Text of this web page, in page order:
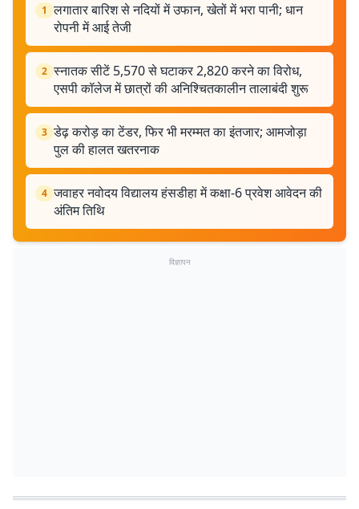
1 लगातार बारिश से नदियों में उफान, खेतों में भरा पानी; धान
रोपनी में आई तेजी
2 स्नातक सीटें 5,570 से घटाकर 2,820 करने का विरोध,
एसपी कॉलेज में छात्रों की अनिश्चितकालीन तालाबंदी शुरू
3 डेढ़ करोड़ का टेंडर, फिर भी मरम्मत का इंतजार; आमजोड़ा
पुल की हालत खतरनाक
4 जवाहर नवोदय विद्यालय हंसडीहा में कक्षा-6 प्रवेश आवेदन की
अंतिम तिथि
विज्ञापन